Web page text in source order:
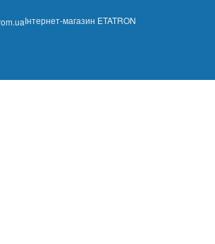
Інтернет-магазин ETATRON